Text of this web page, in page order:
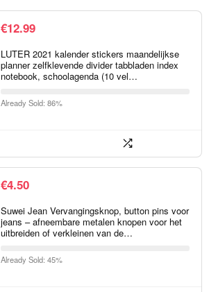
€12.99
LUTER 2021 kalender stickers maandelijkse
planner zelfklevende divider tabbladen index
notebook, schoolagenda (10 vel…
Already Sold: 86%
€4.50
Suwei Jean Vervangingsknop, button pins voor
jeans – afneembare metalen knopen voor het
uitbreiden of verkleinen van de…
Already Sold: 45%